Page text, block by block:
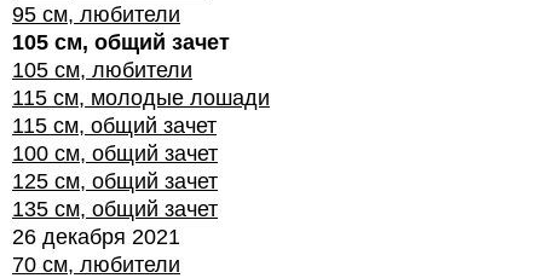
95 см, любители
105 см, общий зачет
105 см, любители
115 см, молодые лошади
115 см, общий зачет
100 см, общий зачет
125 см, общий зачет
135 см, общий зачет
26 декабря 2021
70 см, любители